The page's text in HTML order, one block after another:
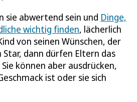
sie abwertend sein und Dinge,
wichtig finden, lächerlich
von seinen Wünschen, der
Star, dann dürfen Eltern das
können aber ausdrücken,
ist oder sie sich